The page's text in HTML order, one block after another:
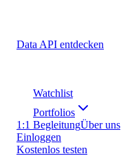
Data API entdecken
Watchlist
Portfolios
1:1 BegleitungÜber uns
Einloggen
Kostenlos testen